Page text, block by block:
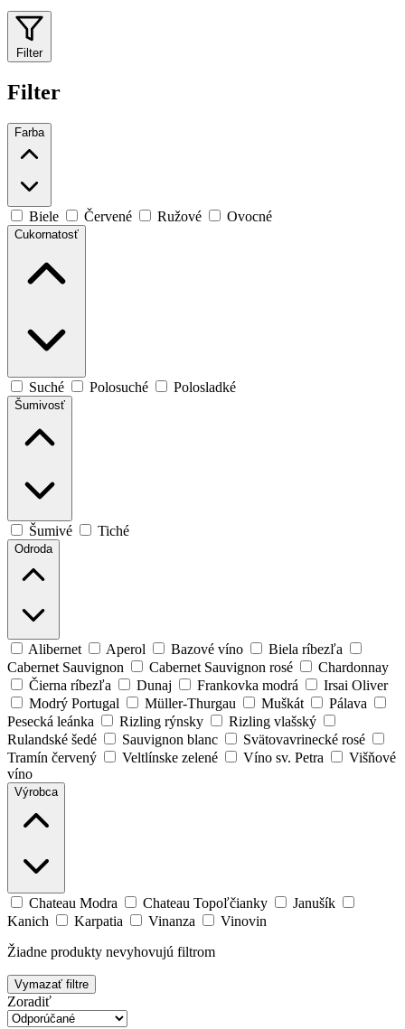
Filter
Filter
Farba
Biele Červené Ružové Ovocné
Cukornatosť
Suché Polosuché Polosladké
Šumivosť
Šumivé Tiché
Odroda
Alibernet Aperol Bazové víno
Biela ríbezľa
Cabernet Sauvignon
Cabernet Sauvignon rosé
Chardonnay
Čierna ríbezľa
Dunaj Frankovka modrá
Irsai Oliver
Modrý Portugal
Müller-Thurgau Muškát
Pálava
Pesecká leánka
Rizling rýnsky
Rizling vlašský
Rulandské šedé
Sauvignon blanc
Svätovavrinecké rosé
Tramín červený
Veltlínske zelené Víno sv. Petra
Višňové
víno
Výrobca
Chateau Modra Chateau Topoľčianky
Janušík
Kanich
Karpatia Vinanza
Vinovin
Žiadne produkty nevyhovujú filtrom
Vymazať filtre
Zoradiť